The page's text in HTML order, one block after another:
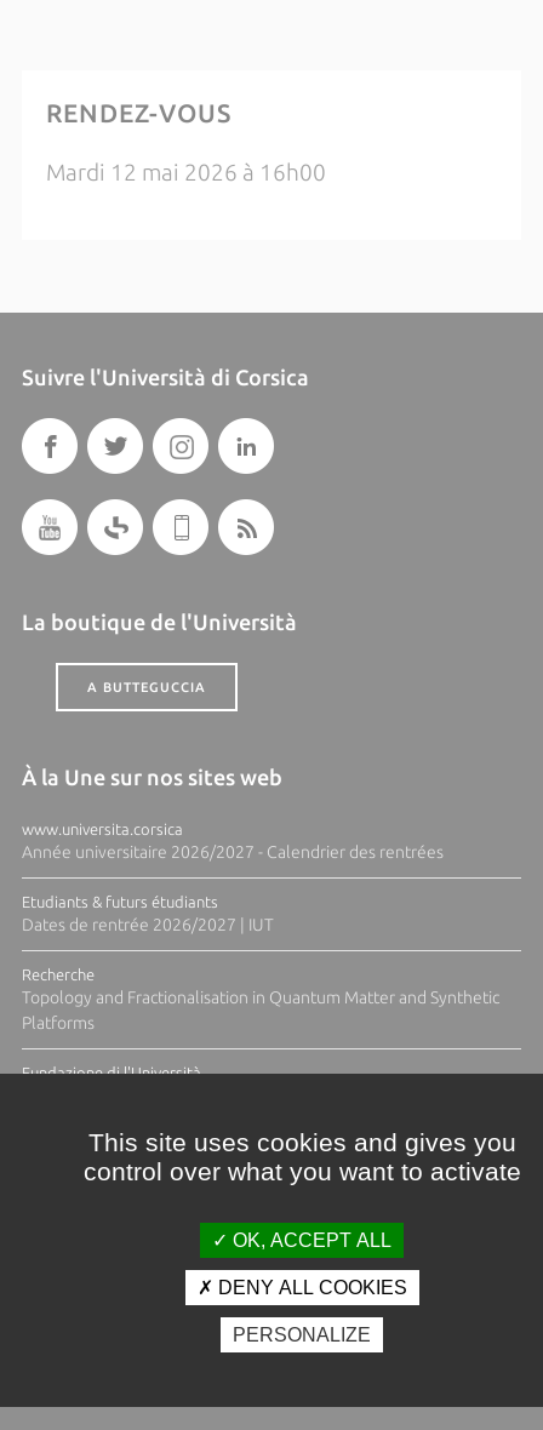
RENDEZ-VOUS
Mardi 12 mai 2026 à 16h00
Suivre l'Università di Corsica
La boutique de l'Università
A BUTTEGUCCIA
À la Une sur nos sites web
www.universita.corsica
Année universitaire 2026/2027 - Calendrier des rentrées
Etudiants & futurs étudiants
Dates de rentrée 2026/2027 | IUT
Recherche
Topology and Fractionalisation in Quantum Matter and Synthetic
Platforms
Fundazione di l'Università
Crédits et mentions légales
Espace presse
Photothèque
This site uses cookies and gives you
control over what you want to activate
OK, ACCEPT ALL
DENY ALL COOKIES
PERSONALIZE